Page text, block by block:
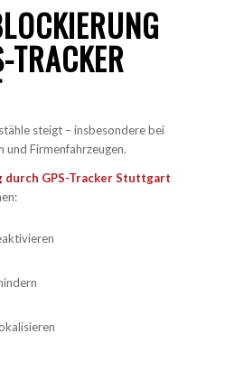
steigt – insbesondere bei
Firmenfahrzeugen.
durch GPS-Tracker Stuttgart